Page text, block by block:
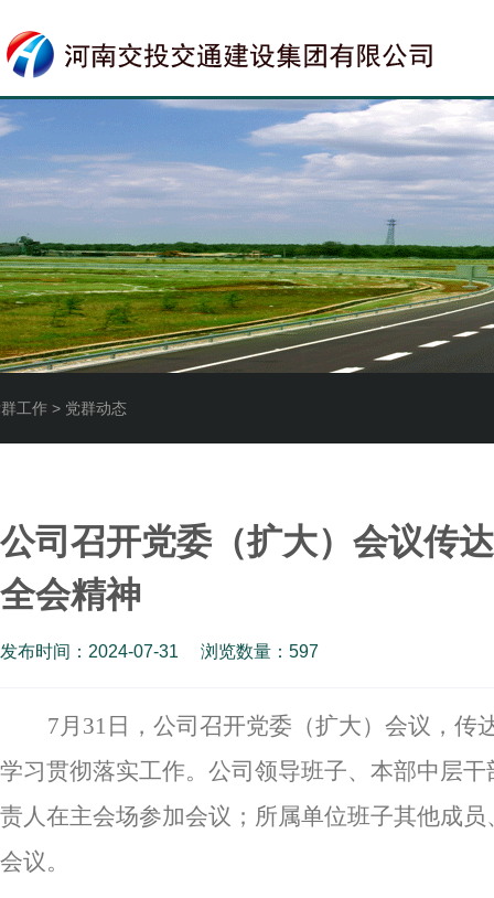
工作 > 党群动态
公司召开党委（扩大）会议传
全会精神
发布时间：2024-07-31 浏览数量： 597
7月31日，公司召开党委（扩大）会议，传
学习贯彻落实工作。公司领导班子、本部中层
责人在主会场参加会议；所属单位班子其他成
会议。